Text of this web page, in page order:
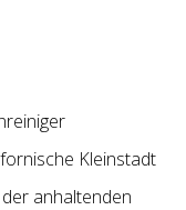
Kleinstadt
anhaltenden